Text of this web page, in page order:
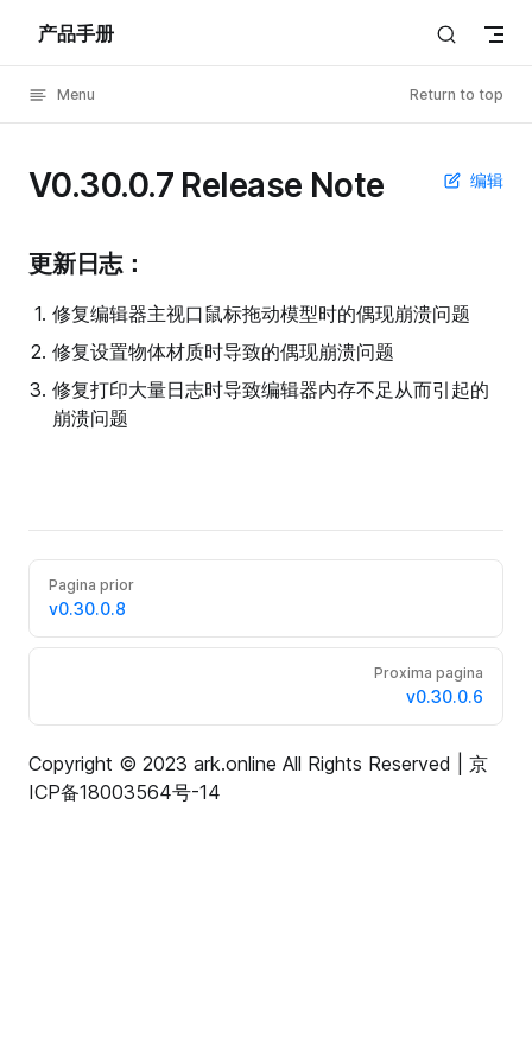
Skip to content
产品手册
Menu Return to top
编辑
V0.30.0.7 Release Note
更新日志：
修复编辑器主视口鼠标拖动模型时的偶现崩溃问题
修复设置物体材质时导致的偶现崩溃问题
修复打印大量日志时导致编辑器内存不足从而引起的
崩溃问题
Pagina prior
v0.30.0.8
Proxima pagina
v0.30.0.6
Copyright © 2023 ark.online All Rights Reserved | 京
ICP备18003564号-14